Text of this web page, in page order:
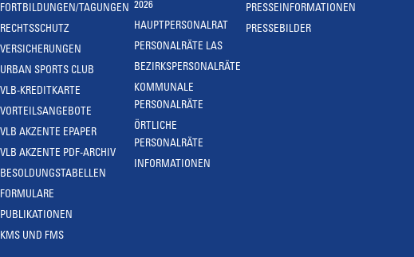
FORTBILDUNGEN/TAGUNGEN
RECHTSSCHUTZ
VERSICHERUNGEN
URBAN SPORTS CLUB
VLB-KREDITKARTE
VORTEILSANGEBOTE
VLB AKZENTE EPAPER
VLB AKZENTE PDF-ARCHIV
BESOLDUNGSTABELLEN
FORMULARE
PUBLIKATIONEN
KMS UND FMS
2026
HAUPTPERSONALRAT
PERSONALRÄTE LAS
BEZIRKSPERSONALRÄTE
KOMMUNALE
PERSONALRÄTE
ÖRTLICHE
PERSONALRÄTE
INFORMATIONEN
PRESSEINFORMATIONEN
PRESSEBILDER